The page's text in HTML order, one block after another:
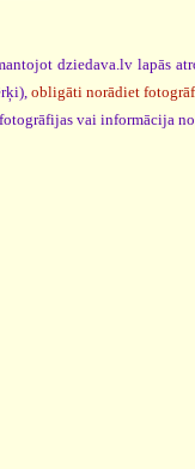
dziedava.lv lapās
obligāti norādiet
vai informācija